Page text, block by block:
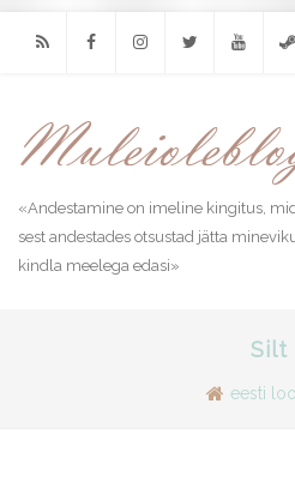
«Andestamine on imeline kingitus,
sest andestades otsustad jätta
kindla meelega edasi»
Silt
eesti